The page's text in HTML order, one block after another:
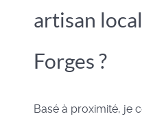
artisan
Forges ?
Basé à proximité, je